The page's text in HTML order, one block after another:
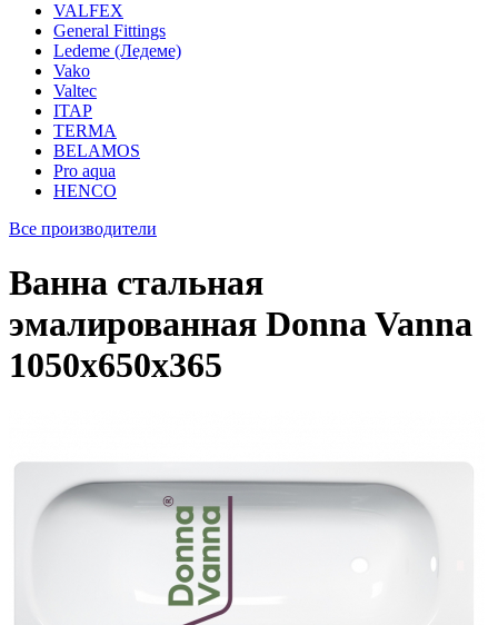
VALFEX
General Fittings
Ledeme (Ледеме)
Vako
Valtec
ITAP
TERMA
BELAMOS
Pro aqua
HENCO
Все производители
Ванна стальная
эмалированная Donna Vanna
1050x650x365